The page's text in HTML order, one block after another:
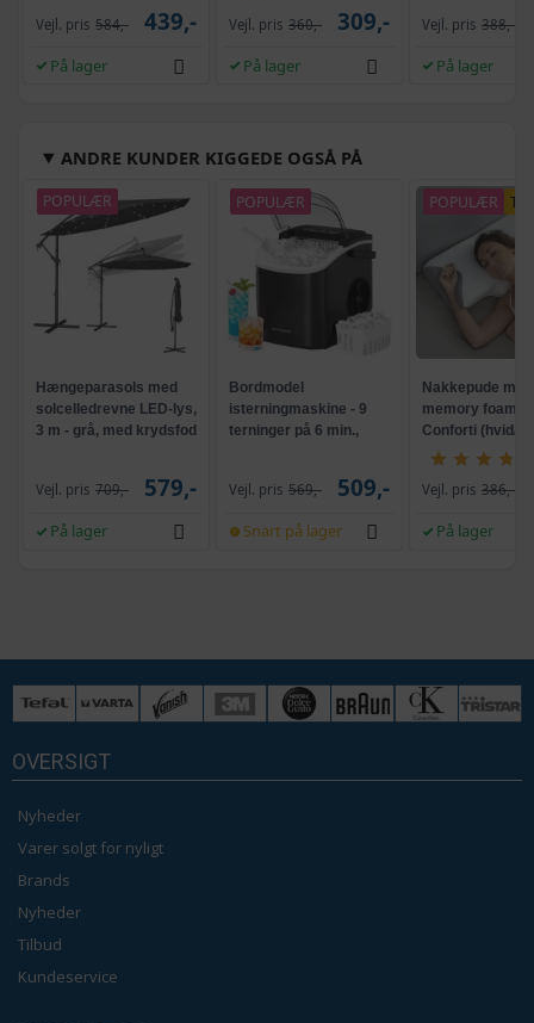
Vejl. pris 584,- 439,-
På lager
Vejl. pris 360,- 309,-
På lager
Vejl. pris 388,-
På lager
ANDRE KUNDER KIGGEDE OGSÅ PÅ
POPULÆR
Hængeparasols med
solcelledrevne LED-lys,
3 m - grå, med krydsfod
Vejl. pris 709,- 579,-
På lager
POPULÆR
Bordmodel
isterningmaskine - 9
terninger på 6 min.,
Vejl. pris 569,- 509,-
Snart på lager
POPULÆR
Nakkepude med
memory foam -
Conforti (hvid/
Vejl. pris 386,-
På lager
OVERSIGT
Nyheder
Varer solgt for nyligt
Brands
Nyheder
Tilbud
Kundeservice